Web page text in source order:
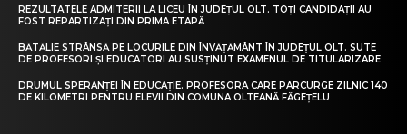
REZULTATELE ADMITERII LA LICEU ÎN JUDEȚUL OLT. TOȚI CANDIDAȚII AU
FOST REPARTIZAȚI DIN PRIMA ETAPĂ
BĂTĂLIE STRÂNSĂ PE LOCURILE DIN ÎNVĂȚĂMÂNT ÎN JUDEȚUL OLT. SUTE
DE PROFESORI ȘI EDUCATORI AU SUSȚINUT EXAMENUL DE TITULARIZARE
DRUMUL SPERANȚEI ÎN EDUCAȚIE. PROFESORA CARE PARCURGE ZILNIC 140
DE KILOMETRI PENTRU ELEVII DIN COMUNA OLTEANĂ FĂGEȚELU